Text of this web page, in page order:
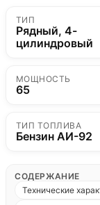
ТИП
Рядный, 4-
цилиндровый
МОЩНОСТЬ
65
ТИП ТОПЛИВА
Бензин АИ-92
СОДЕРЖАНИЕ
Технические